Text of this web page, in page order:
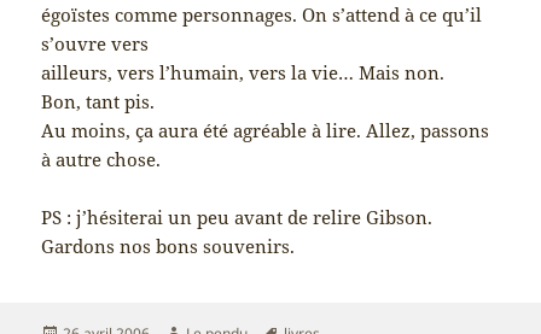
égoïstes comme personnages. On s’attend à ce qu’il
s’ouvre vers
ailleurs, vers l’humain, vers la vie… Mais non.
Bon, tant pis.
Au moins, ça aura été agréable à lire. Allez, passons
à autre chose.
PS : j’hésiterai un peu avant de relire Gibson.
Gardons nos bons souvenirs.